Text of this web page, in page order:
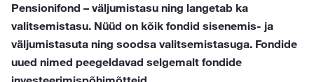
Pensionifond – väljumistasu ning langetab ka
valitsemistasu. Nüüd on kõik fondid sisenemis- ja
väljumistasuta ning soodsa valitsemistasuga. Fondide
uued nimed peegeldavad selgemalt fondide